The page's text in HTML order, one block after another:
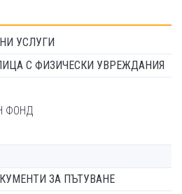
УСЛУГИ
С ФИЗИЧЕСКИ УВРЕЖДАНИЯ
ФОНД
ЗА ПЪТУВАНЕ